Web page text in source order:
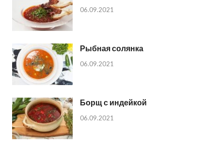
06.09.2021
Рыбная солянка
06.09.2021
Борщ с индейкой
06.09.2021